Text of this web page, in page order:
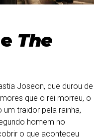
The
Joseon, que durou de
que o rei morreu, o
traidor pela rainha,
homem no
o que aconteceu